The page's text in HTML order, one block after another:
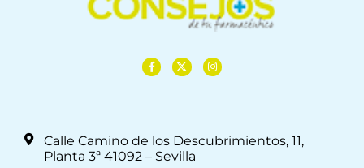
Calle Camino de los Descubrimientos, 11,
Planta 3ª 41092 – Sevilla